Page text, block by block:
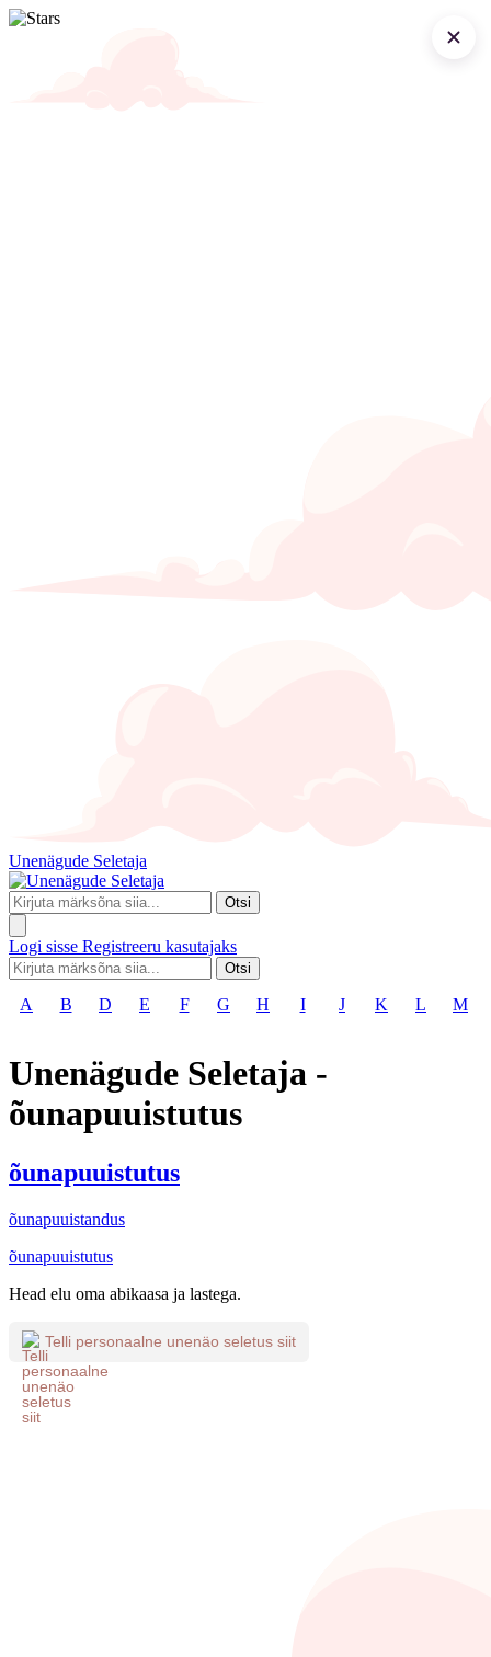
Unenägude Seletaja
Otsi
Logi sisse Registreeru kasutajaks
Otsi
A B D E F G H I J K L M
Unenägude Seletaja -
õunapuuistutus
õunapuuistutus
õunapuuistandus
õunapuuistutus
Head elu oma abikaasa ja lastega.
Telli personaalne unenäo seletus siit